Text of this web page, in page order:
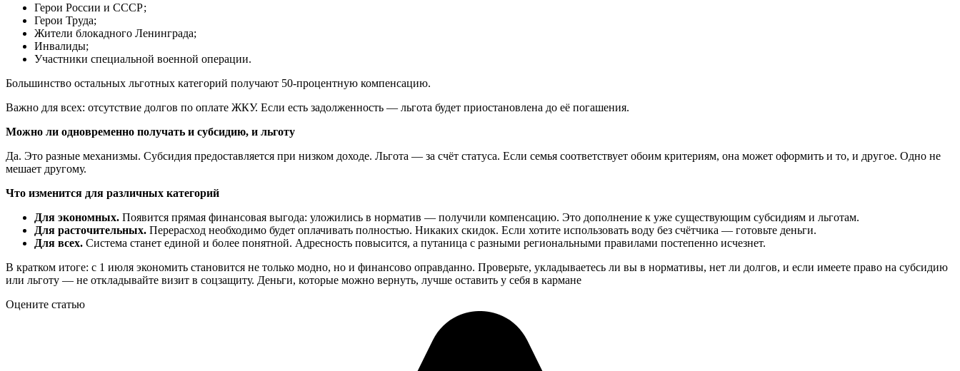
Герои России и СССР;
Герои Труда;
Жители блокадного Ленинграда;
Инвалиды;
Участники специальной военной операции.
Большинство остальных льготных категорий получают 50-процентную компенсацию.
Важно для всех: отсутствие долгов по оплате ЖКУ. Если есть задолженность — льгота будет приостановлена до её погашения.
Можно ли одновременно получать и субсидию, и льготу
Да. Это разные механизмы. Субсидия предоставляется при низком доходе. Льгота — за счёт статуса. Если семья соответствует обоим критериям, она может оформить и то, и другое. Одно не
мешает другому.
Что изменится для различных категорий
Для экономных. Появится прямая финансовая выгода: уложились в норматив — получили компенсацию. Это дополнение к уже существующим субсидиям и льготам.
Для расточительных. Перерасход необходимо будет оплачивать полностью. Никаких скидок. Если хотите использовать воду без счётчика — готовьте деньги.
Для всех. Система станет единой и более понятной. Адресность повысится, а путаница с разными региональными правилами постепенно исчезнет.
В кратком итоге: с 1 июля экономить становится не только модно, но и финансово оправданно. Проверьте, укладываетесь ли вы в нормативы, нет ли долгов, и если имеете право на субсидию
или льготу — не откладывайте визит в соцзащиту. Деньги, которые можно вернуть, лучше оставить у себя в кармане
Оцените статью